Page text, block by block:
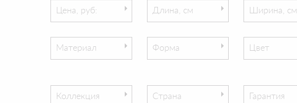
Цена, руб: Длина, см Ширина, см
Материал Форма Цвет
Коллекция
Страна
Гарантия